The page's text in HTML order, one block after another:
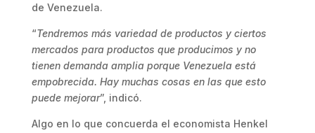
de Venezuela.
“Tendremos más variedad de productos y ciertos
mercados para productos que producimos y no
tienen demanda amplia porque Venezuela está
empobrecida. Hay muchas cosas en las que esto
puede mejorar”, indicó.
Algo en lo que concuerda el economista Henkel